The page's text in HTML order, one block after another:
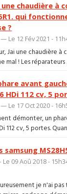
une chaudière à
qui
?
Le 12 Fév 2021 -
Jai une chaudière à
mal ! Les réparateurs
avant
HDi 112 cv, 5
Le 17 Oct 2020 -
démonter, un
112 cv, 5 portes.
samsung
09 Aoû 2018 -
je n'ai